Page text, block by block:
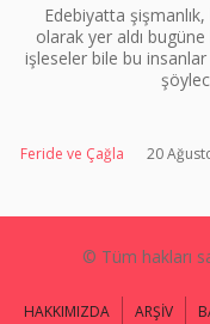
Edebiyatta
olarak yer aldı
işleseler bile bu
Feride ve Çağla 20
© Tüm hakları
HAKKIMIZDA ARŞİV